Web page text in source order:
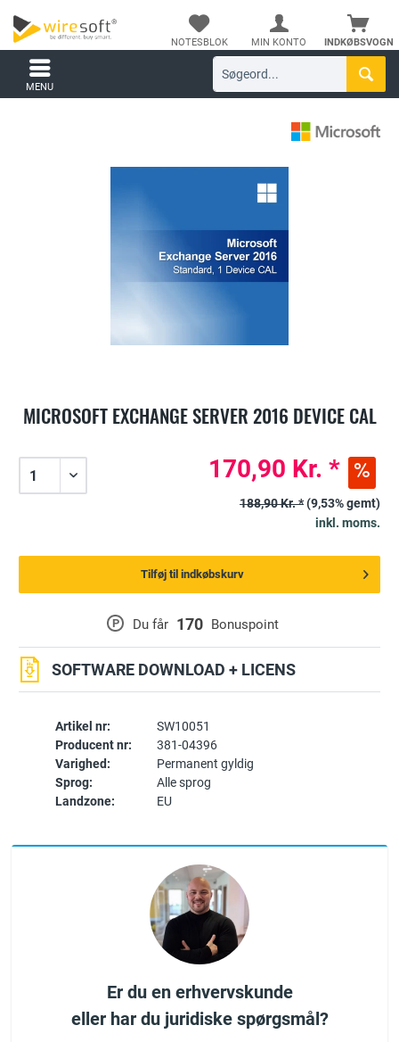
INDKØBSVOGN
NOTESBLOK MIN KONTO
MENU
MICROSOFT EXCHANGE SERVER 2016 DEVICE CAL
Artikel nr:
SW10051
Producent nr:
381-04396
Varighed:
Permanent gyldig
Sprog:
Alle sprog
Landzone:
EU
P Du får 170 Bonuspoint
SOFTWARE DOWNLOAD + LICENS
170,90 Kr. *
188,90 Kr. *(9,53% gemt)
inkl. moms.
Tilføj til indkøbskurv
Er du en erhvervskunde
eller har du juridiske spørgsmål?